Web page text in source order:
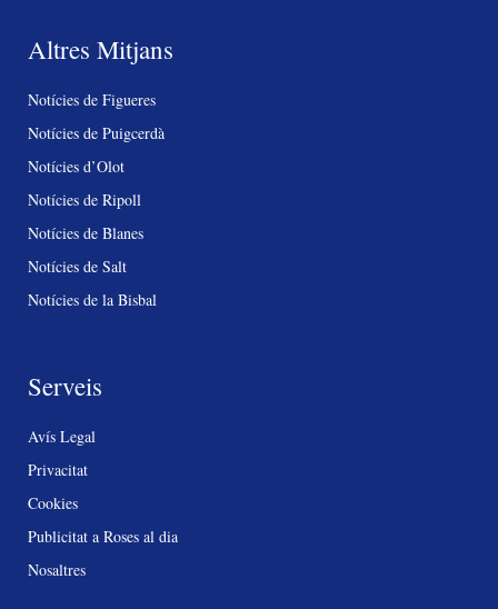
Altres Mitjans
Notícies de Figueres
Notícies de Puigcerdà
Notícies d’Olot
Notícies de Ripoll
Notícies de Blanes
Notícies de Salt
Notícies de la Bisbal
Serveis
Avís Legal
Privacitat
Cookies
Publicitat a Roses al dia
Nosaltres